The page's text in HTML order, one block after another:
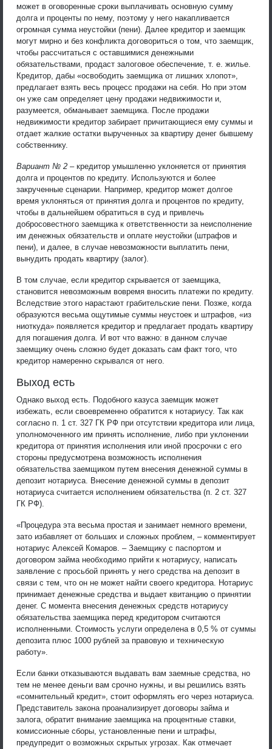
может в оговоренные сроки выплачивать основную сумму
долга и проценты по нему, поэтому у него накапливается
огромная сумма неустойки (пени). Далее кредитор и заемщик
могут мирно и без конфликта договориться о том, что заемщик,
чтобы рассчитаться с оставшимися денежными
обязательствами, продаст залоговое обеспечение, т. е. жилье.
Кредитор, дабы «освободить заемщика от лишних хлопот»,
предлагает взять весь процесс продажи на себя. Но при этом
он уже сам определяет цену продажи недвижимости и,
разумеется, обманывает заемщика. После продажи
недвижимости кредитор забирает причитающиеся ему суммы и
отдает жалкие остатки вырученных за квартиру денег бывшему
собственнику.
Вариант № 2 – кредитор умышленно уклоняется от принятия
долга и процентов по кредиту. Используются и более
закрученные сценарии. Например, кредитор может долгое
время уклоняться от принятия долга и процентов по кредиту,
чтобы в дальнейшем обратиться в суд и привлечь
добросовестного заемщика к ответственности за неисполнение
им денежных обязательств и оплате неустойки (штрафов и
пени), и далее, в случае невозможности выплатить пени,
вынудить продать квартиру (залог).
В том случае, если кредитор скрывается от заемщика,
становится невозможным вовремя вносить платежи по кредиту.
Вследствие этого нарастают грабительские пени. Позже, когда
образуются весьма ощутимые суммы неустоек и штрафов, «из
ниоткуда» появляется кредитор и предлагает продать квартиру
для погашения долга. И вот что важно: в данном случае
заемщику очень сложно будет доказать сам факт того, что
кредитор намеренно скрывался от него.
Выход есть
Однако выход есть. Подобного казуса заемщик может
избежать, если своевременно обратится к нотариусу. Так как
согласно п. 1 ст. 327 ГК РФ при отсутствии кредитора или лица,
уполномоченного им принять исполнение, либо при уклонении
кредитора от принятия исполнения или иной просрочки с его
стороны предусмотрена возможность исполнения
обязательства заемщиком путем внесения денежной суммы в
депозит нотариуса. Внесение денежной суммы в депозит
нотариуса считается исполнением обязательства (п. 2 ст. 327
ГК РФ).
«Процедура эта весьма простая и занимает немного времени,
зато избавляет от больших и сложных проблем, – комментирует
нотариус Алексей Комаров. – Заемщику с паспортом и
договором займа необходимо прийти к нотариусу, написать
заявление с просьбой принять у него средства на депозит в
связи с тем, что он не может найти своего кредитора. Нотариус
принимает денежные средства и выдает квитанцию о принятии
денег. С момента внесения денежных средств нотариусу
обязательства заемщика перед кредитором считаются
исполненными. Стоимость услуги определена в 0,5 % от суммы
депозита плюс 1000 рублей за правовую и техническую
работу».
Если банки отказываются выдавать вам заемные средства, но
тем не менее деньги вам срочно нужны, и вы решились взять
«сомнительный кредит», стоит оформлять его через нотариуса.
Представитель закона проанализирует договоры займа и
залога, обратит внимание заемщика на процентные ставки,
комиссионные сборы, установленные пени и штрафы,
предупредит о возможных скрытых угрозах. Как отмечает